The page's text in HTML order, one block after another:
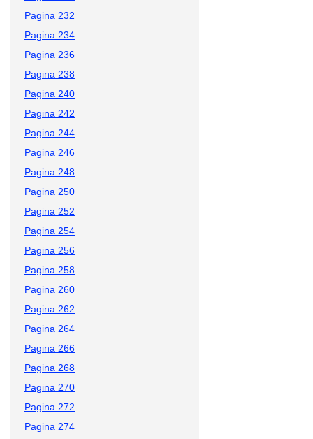
Pagina 232
Pagina 234
Pagina 236
Pagina 238
Pagina 240
Pagina 242
Pagina 244
Pagina 246
Pagina 248
Pagina 250
Pagina 252
Pagina 254
Pagina 256
Pagina 258
Pagina 260
Pagina 262
Pagina 264
Pagina 266
Pagina 268
Pagina 270
Pagina 272
Pagina 274